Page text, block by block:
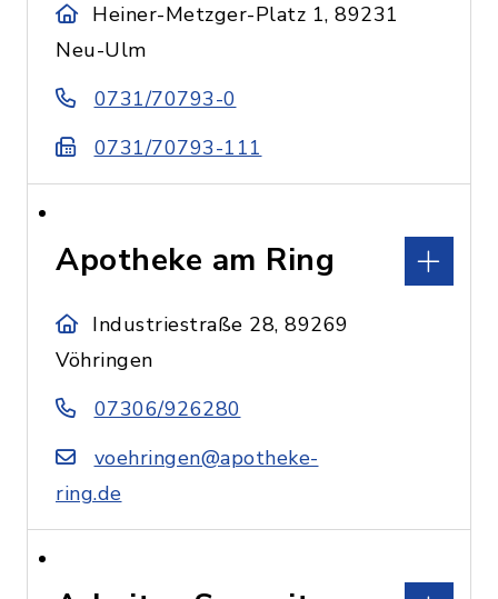
Heiner-Metzger-Platz 1, 89231
Neu-Ulm
0731/70793-0
0731/70793-111
Apotheke am Ring
Industriestraße 28, 89269
Vöhringen
07306/926280
voehringen@apotheke-
ring.de